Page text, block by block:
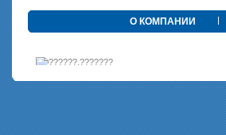
О КОМПАНИИ
•